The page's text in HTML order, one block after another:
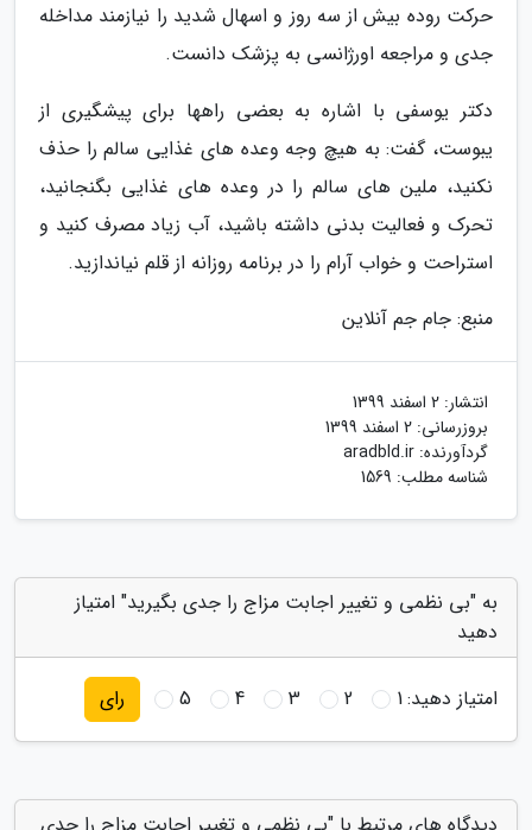
حرکت روده بیش از سه روز و اسهال شدید را نیازمند مداخله
جدی و مراجعه اورژانسی به پزشک دانست.
دکتر یوسفی با اشاره به بعضی راهها برای پیشگیری از
یبوست، گفت: به هیچ وجه وعده های غذایی سالم را حذف
نکنید، ملین های سالم را در وعده های غذایی بگنجانید،
تحرک و فعالیت بدنی داشته باشید، آب زیاد مصرف کنید و
استراحت و خواب آرام را در برنامه روزانه از قلم نیاندازید.
منبع: جام جم آنلاین
انتشار: 2 اسفند 1399
بروزرسانی: 2 اسفند 1399
گردآورنده: aradbld.ir
شناسه مطلب: 1569
به "بی نظمی و تغییر اجابت مزاج را جدی بگیرید" امتیاز
دهید
امتیاز دهید:1
2
3
4
5 رای